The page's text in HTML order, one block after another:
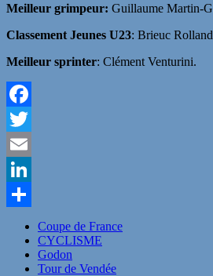
Meilleur grimpeur: Guillaume Martin-
Classement Jeunes U23: Brieuc
Meilleur sprinter: Clément Venturini.
Facebook
Twitter
Email
LinkedIn
Partager
Coupe de France
CYCLISME
Godon
Tour de Vendée